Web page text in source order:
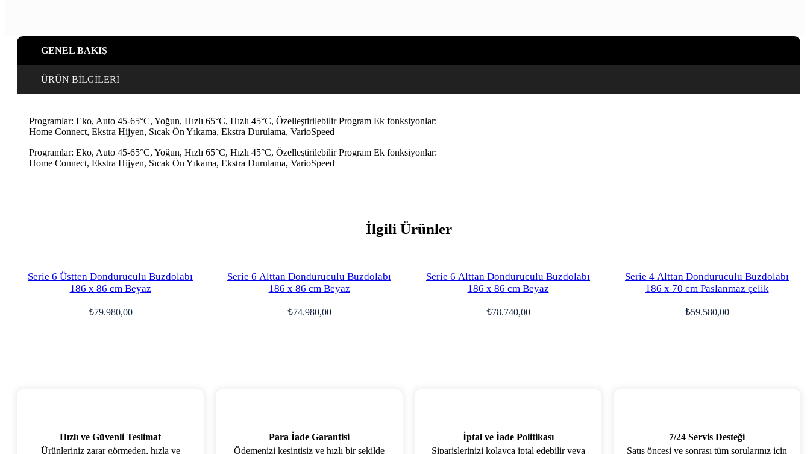
GENEL BAKIŞ
ÜRÜN BİLGİLERİ
Programlar: Eko, Auto 45-65°C, Yoğun, Hızlı 65°C, Hızlı 45°C, Özelleştirilebilir Program Ek fonksiyonlar:
Home Connect, Ekstra Hijyen, Sıcak Ön Yıkama, Ekstra Durulama, VarioSpeed
Programlar: Eko, Auto 45-65°C, Yoğun, Hızlı 65°C, Hızlı 45°C, Özelleştirilebilir Program Ek fonksiyonlar:
Home Connect, Ekstra Hijyen, Sıcak Ön Yıkama, Ekstra Durulama, VarioSpeed
İlgili Ürünler
Serie 6 Üstten Donduruculu Buzdolabı
186 x 86 cm Beyaz
₺79.980,00
Serie 6 Alttan Donduruculu Buzdolabı
186 x 86 cm Beyaz
₺74.980,00
Serie 6 Alttan Donduruculu Buzdolabı
186 x 86 cm Beyaz
₺78.740,00
Serie 4 Alttan Donduruculu Buzdolabı
186 x 70 cm Paslanmaz çelik
₺59.580,00
Hızlı ve Güvenli Teslimat
Ürünleriniz zarar görmeden, hızla ve
Para İade Garantisi
Ödemenizi kesintisiz ve hızlı bir şekilde
İptal ve İade Politikası
Siparişlerinizi kolayca iptal edebilir veya
7/24 Servis Desteği
Satış öncesi ve sonrası tüm sorularınız için